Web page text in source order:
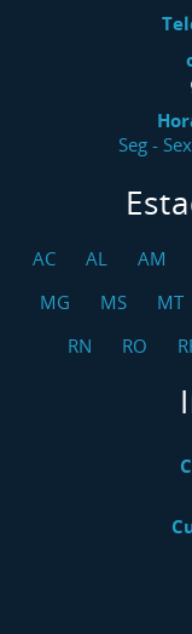
Seg -
AC AL AM
MG
MS MT
RN
RO